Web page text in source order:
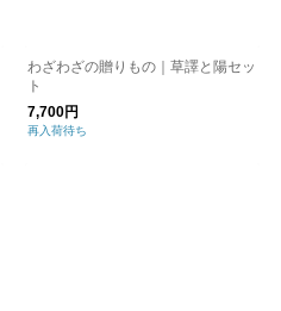
わざわざの贈りもの｜草譯と陽セッ
ト
7,700円
再入荷待ち